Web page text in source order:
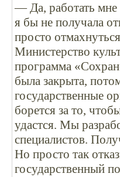
— Да, работать мне
я бы не получала
просто
Министерство
программа
была закрыта,
государственные
борется за то,
удастся. Мы
специалистов.
Но просто так
государственный